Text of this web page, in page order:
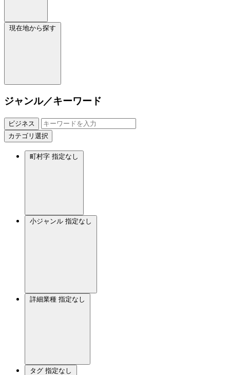
現在地から探す
ジャンル／キーワード
ビジネス
カテゴリ選択
町村字 指定なし
小ジャンル 指定なし
詳細業種 指定なし
タグ 指定なし